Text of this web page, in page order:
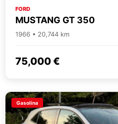
FORD
MUSTANG GT 350
1966 • 20,744 km
75,000 €
Gasolina